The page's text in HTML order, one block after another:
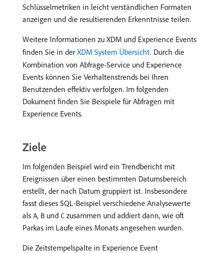
Schlüsselmetriken in leicht verständlichen Formaten
anzeigen und die resultierenden Erkenntnisse teilen.
Weitere Informationen zu XDM und Experience Events
finden Sie in der XDM System Übersicht. Durch die
Kombination von Abfrage-Service und Experience
Events können Sie Verhaltenstrends bei Ihren
Benutzenden effektiv verfolgen. Im folgenden
Dokument finden Sie Beispiele für Abfragen mit
Experience Events.
Ziele
Im folgenden Beispiel wird ein Trendbericht mit
Ereignissen über einen bestimmten Datumsbereich
erstellt, der nach Datum gruppiert ist. Insbesondere
fasst dieses SQL-Beispiel verschiedene Analysewerte
als A, B und C zusammen und addiert dann, wie oft
Parkas im Laufe eines Monats angesehen wurden.
Die Zeitstempelspalte in Experience Event